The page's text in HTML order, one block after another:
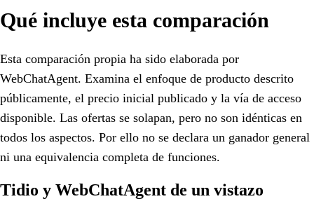
Qué incluye esta comparación
Esta comparación propia ha sido elaborada por
WebChatAgent. Examina el enfoque de producto descrito
públicamente, el precio inicial publicado y la vía de acceso
disponible. Las ofertas se solapan, pero no son idénticas en
todos los aspectos. Por ello no se declara un ganador general
ni una equivalencia completa de funciones.
Tidio y WebChatAgent de un vistazo